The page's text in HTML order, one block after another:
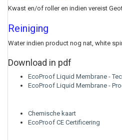
Kwast en/of roller en indien vereist
Reiniging
Water indien product nog nat, white
Download in pdf
EcoProof Liquid Membrane -
EcoProof Liquid Membrane -
Chemische kaart
EcoProof CE Certificering